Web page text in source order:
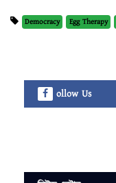
Democracy Egg Therapy
ollow Us